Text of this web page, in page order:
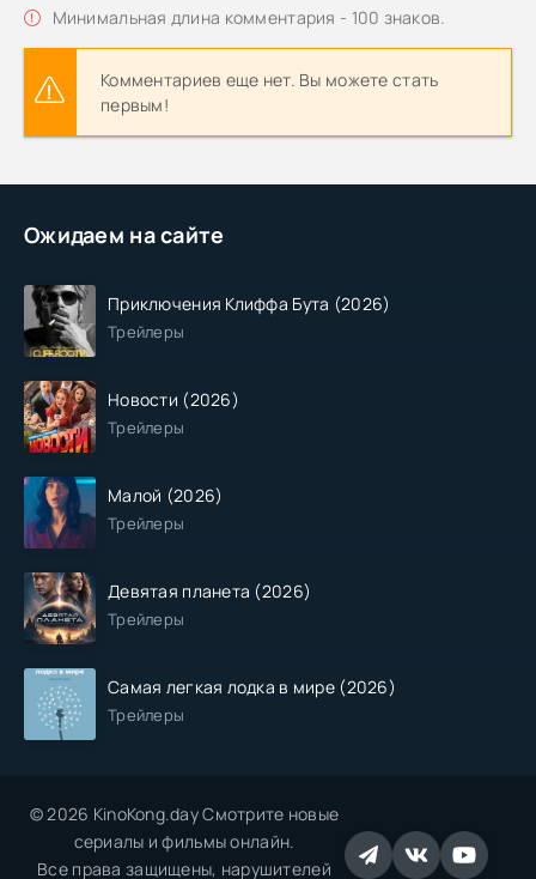
Ожидаем на сайте
Приключения Клиффа Бута (2026)
Трейлеры
Новости (2026)
Трейлеры
Малой (2026)
Трейлеры
Девятая планета (2026)
Трейлеры
Самая легкая лодка в мире (2026)
Трейлеры
Минимальная длина комментария - 100 знаков.
Комментариев еще нет. Вы можете стать
первым!
© 2026 KinoKong.day Смотрите новые
сериалы и фильмы онлайн.
Все права защищены, нарушителей